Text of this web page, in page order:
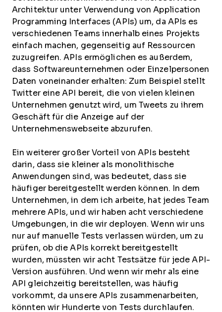
Architektur unter Verwendung von Application
Programming Interfaces (APIs) um, da APIs es
verschiedenen Teams innerhalb eines Projekts
einfach machen, gegenseitig auf Ressourcen
zuzugreifen. APIs ermöglichen es außerdem,
dass Softwareunternehmen oder Einzelpersonen
Daten voneinander erhalten: Zum Beispiel stellt
Twitter eine API bereit, die von vielen kleinen
Unternehmen genutzt wird, um Tweets zu ihrem
Geschäft für die Anzeige auf der
Unternehmenswebseite abzurufen.
Ein weiterer großer Vorteil von APIs besteht
darin, dass sie kleiner als monolithische
Anwendungen sind, was bedeutet, dass sie
häufiger bereitgestellt werden können. In dem
Unternehmen, in dem ich arbeite, hat jedes Team
mehrere APIs, und wir haben acht verschiedene
Umgebungen, in die wir deployen. Wenn wir uns
nur auf manuelle Tests verlassen würden, um zu
prüfen, ob die APIs korrekt bereitgestellt
wurden, müssten wir acht Testsätze für jede API-
Version ausführen. Und wenn wir mehr als eine
API gleichzeitig bereitstellen, was häufig
vorkommt, da unsere APIs zusammenarbeiten,
könnten wir Hunderte von Tests durchlaufen.